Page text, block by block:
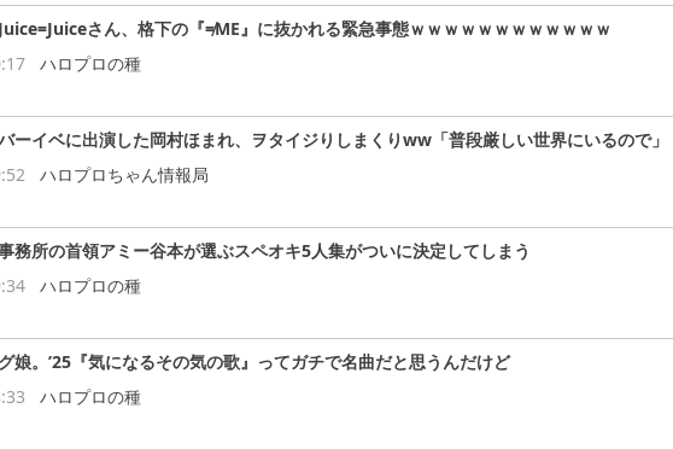
Juice=Juiceさん、格下の『≠ME』に抜かれる緊急事態ｗｗｗｗｗｗｗｗｗｗｗｗ
ハロプロの種
ーイベに出演した岡村ほまれ、ヲタイジりしまくりww「普段厳しい世界にいるので」
ハロプロちゃん情報局
務所の首領アミー谷本が選ぶスペオキ5人集がついに決定してしまう
ハロプロの種
娘。’25『気になるその気の歌』ってガチで名曲だと思うんだけど
ハロプロの種